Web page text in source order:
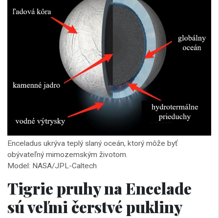
Enceladus ukrýva teplý slaný oceán, ktorý môže byť
obývateľný mimozemským životom.
Model: NASA/JPL-Caltech
Tigrie pruhy na Encelade
sú veľmi čerstvé pukliny